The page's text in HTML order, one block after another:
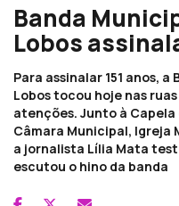
Banda
Lobos
Para assinalar 151 anos,
Lobos tocou hoje nas
atenções. Junto à Capela
Câmara Municipal, Igreja
a jornalista Lília Mata
escutou o hino da banda